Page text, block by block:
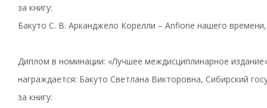
за книгу:
Бакуто С. В. Арканджело Корелли – Anfione нашего
Диплом в номинации: «Лучшее междисциплинарное
награждается: Бакуто Светлана Викторовна, Сибирский
за книгу: